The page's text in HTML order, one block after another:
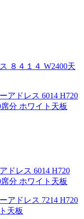
８４１４ W2400天
ドレス 6014 H720
分 ホワイト天板